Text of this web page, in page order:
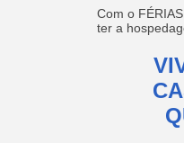
Com o
ter a